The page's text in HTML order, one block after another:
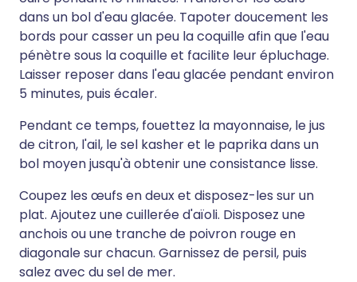
dans un bol d'eau glacée. Tapoter doucement les
bords pour casser un peu la coquille afin que l'eau
pénètre sous la coquille et facilite leur épluchage.
Laisser reposer dans l'eau glacée pendant environ
5 minutes, puis écaler.
Pendant ce temps, fouettez la mayonnaise, le jus
de citron, l'ail, le sel kasher et le paprika dans un
bol moyen jusqu'à obtenir une consistance lisse.
Coupez les œufs en deux et disposez-les sur un
plat. Ajoutez une cuillerée d'aïoli. Disposez une
anchois ou une tranche de poivron rouge en
diagonale sur chacun. Garnissez de persil, puis
salez avec du sel de mer.